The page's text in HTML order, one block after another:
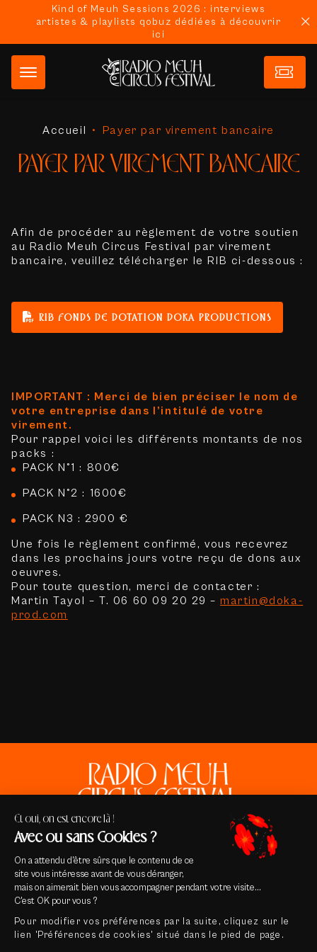
Kind of Meuh Sessions 2026 : interviews
artistes & playlists qobuz dédiées à découvrir
ici
Accueil • Payer par virement bancaire
PAYER PAR VIREMENT BANCAIRE
Afin de procéder au règlement de votre soutien
au Radio Meuh Circus Festival par virement
bancaire, veuillez télécharger le RIB ci-dessous :
RIB FONDS DE DOTATION DOKA PRODUCTIONS
IMPORTANT : Merci de bien préciser le nom de
votre entreprise dans l’intitulé de votre
virement.
Pour rappel voici les différents montants de nos
packs :
PACK N°1 : 800€
PACK N°2 : 1600€
PACK N3 : 2900 €
Une fois le règlement confirmé, vous recevrez
dans les prochains jours votre reçu de dons aux
oeuvres.
Pour toute question, merci de contacter :
Martin Tayol – T. 06 60 09 20 29 –martin@doka-
prod.com
Contact
Conditions générales de vente
Politique de confidentialité
Et oui, on est encore là !
Avec ou sans Cookies ?
On a attendu d'être sûrs que le contenu de ce
site vous intéresse avant de vous déranger,
mais on aimerait bien vous accompagner pendant votre visite...
C'est OK pour vous ?
Pour modifier vos préférences par la suite, cliquez sur le
lien 'Préférences de cookies' situé dans le pied de page.